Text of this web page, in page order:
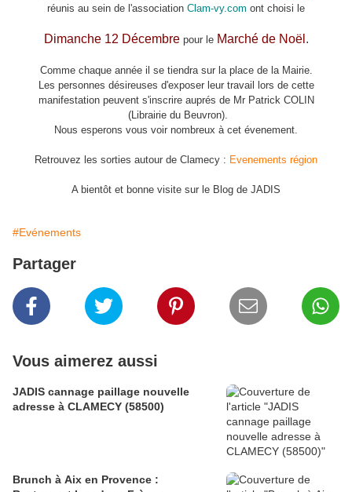
réunis au sein de l'association Clam-vy.com ont choisi le
Dimanche 12 Décembrepour le Marché de Noël .
Comme chaque année il se tiendra sur la place de la Mairie.
Les personnes désireuses d'exposer leur travail lors de cette
manifestation peuvent s'inscrire auprés de Mr Patrick COLIN
(Librairie du Beuvron).
Nous esperons vous voir nombreux à cet évenement.
Retrouvez les sorties autour de Clamecy : Evenements région
A bientôt et bonne visite sur le Blog de JADIS
#Evénements
Partager
Vous aimerez aussi
JADIS cannage paillage nouvelle
adresse à CLAMECY (58500)
Brunch à Aix en Provence :